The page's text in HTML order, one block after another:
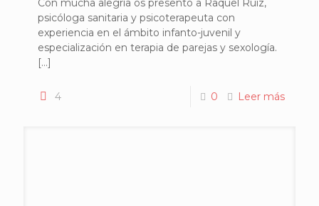
Con mucha alegría os presento a Raquel Ruiz,
psicóloga sanitaria y psicoterapeuta con
experiencia en el ámbito infanto-juvenil y
especialización en terapia de parejas y sexología.
[…]
4 0 Leer más